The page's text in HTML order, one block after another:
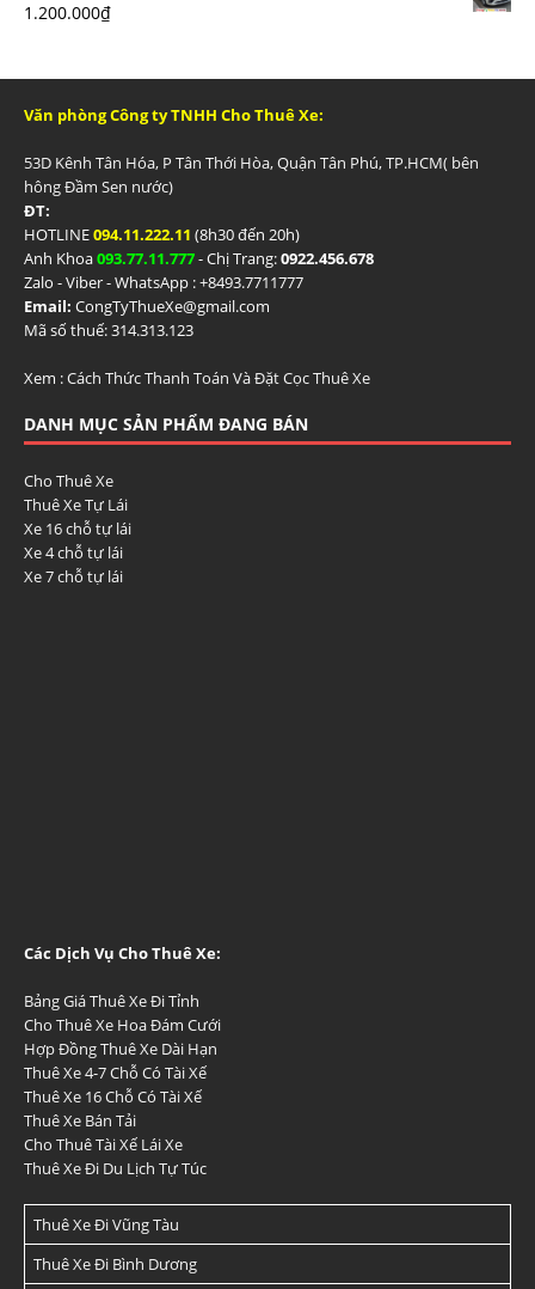
1.200.000₫
Văn phòng Công ty TNHH Cho Thuê Xe:
53D Kênh Tân Hóa, P Tân Thới Hòa, Quận Tân Phú, TP.HCM( bên
hông Đầm Sen nước)
ĐT:
HOTLINE094.11.222.11 (8h30 đến 20h)
Anh Khoa093.77.11.777- Chị Trang:0922.456.678
Zalo - Viber - WhatsApp : +8493.7711777
Email: CongTyThueXe@gmail.com
Mã số thuế: 314.313.123
Xem :Cách Thức Thanh Toán Và Đặt Cọc Thuê Xe
DANH MỤC SẢN PHẨM ĐANG BÁN
Cho Thuê Xe
Thuê Xe Tự Lái
Xe 16 chỗ tự lái
Xe 4 chỗ tự lái
Xe 7 chỗ tự lái
Các Dịch Vụ Cho Thuê Xe:
Bảng Giá Thuê Xe Đi Tỉnh
Cho Thuê Xe Hoa Đám Cưới
Hợp Đồng Thuê Xe Dài Hạn
Thuê Xe 4-7 Chỗ Có Tài Xế
Thuê Xe 16 Chỗ Có Tài Xế
Thuê Xe Bán Tải
Cho Thuê Tài Xế Lái Xe
Thuê Xe Đi Du Lịch Tự Túc
Thuê Xe Đi Vũng Tàu
Thuê Xe Đi Bình Dương